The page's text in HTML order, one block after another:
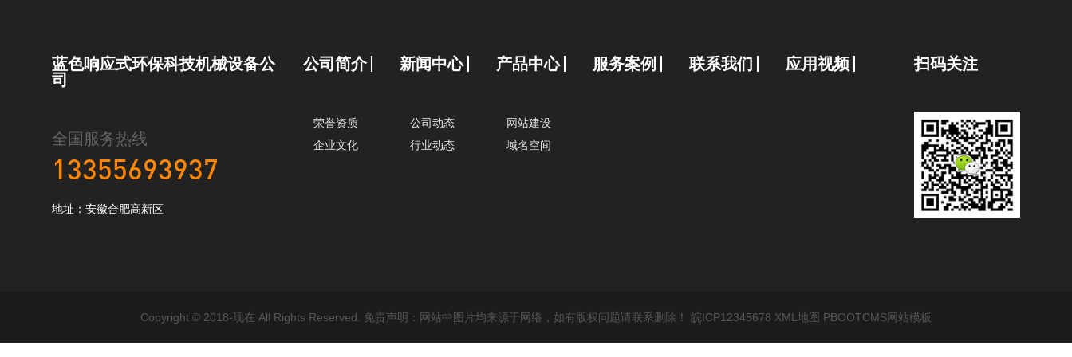
蓝色响应式环保科技机械设备公
司
全国服务热线
13355693937
地址：安徽合肥高新区
公司简介
荣誉资质
企业文化
新闻中心
公司动态
行业动态
产品中心
网站建设
域名空间
服务案例 联系我们 应用视频 扫码关注
Copyright © 2018-现在 All Rights Reserved. 免责声明：网站中图片均来源于网络，如有版权问题请联系删除！ 皖ICP12345678 XML地图 PBOOTCMS网站模板